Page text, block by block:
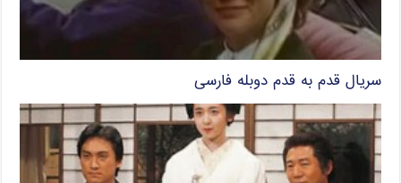
سریال قدم به قدم دوبله فارسی